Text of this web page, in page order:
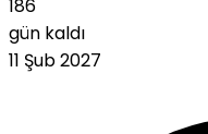
186
gün kaldı
11 Şub 2027